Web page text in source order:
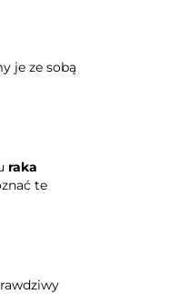
je ze sobą
raka
te